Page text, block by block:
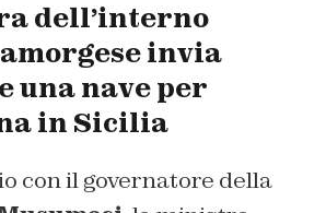
dell’interno
invia
una nave per
in Sicilia
con il governatore della